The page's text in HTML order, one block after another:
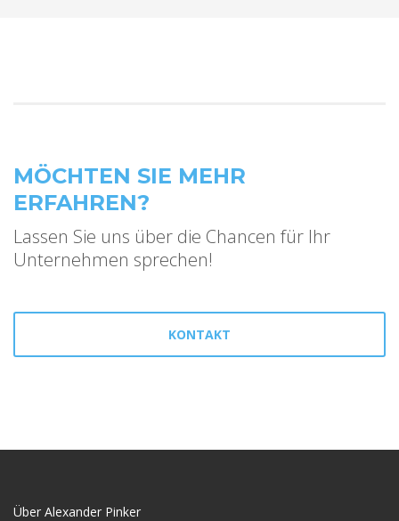
MÖCHTEN SIE MEHR
ERFAHREN?
Lassen Sie uns über die Chancen für Ihr
Unternehmen sprechen!
KONTAKT
Über Alexander Pinker